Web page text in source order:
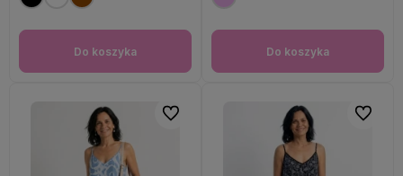
Do koszyka Do koszyka
Do ulubionych Do